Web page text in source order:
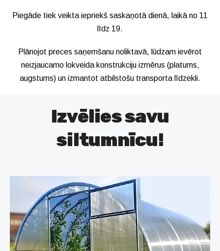
Piegāde tiek veikta iepriekš saskaņotā dienā, laikā no 11
līdz 19.
Plānojot preces saņemšanu noliktavā, lūdzam ievērot
neizjaucamo lokveida konstrukciju izmērus (platums,
augstums) un izmantot atbilstošu transporta līdzekli.
Izvēlies savu
siltumnīcu!